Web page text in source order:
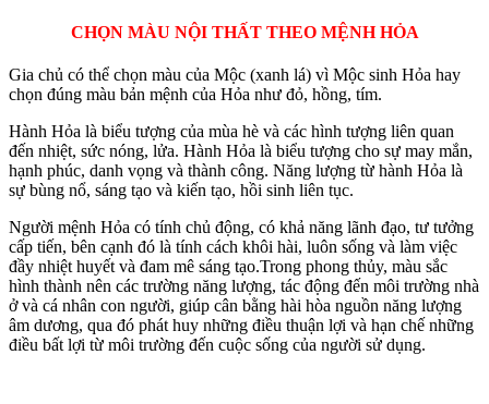
CHỌN MÀU NỘI THẤT THEO MỆNH HỎA
Gia chủ có thể chọn màu của Mộc (xanh lá) vì Mộc sinh Hỏa hay
chọn đúng màu bản mệnh của Hỏa như đỏ, hồng, tím.
Hành Hỏa là biểu tượng của mùa hè và các hình tượng liên quan
đến nhiệt, sức nóng, lửa. Hành Hỏa là biểu tượng cho sự may mắn,
hạnh phúc, danh vọng và thành công. Năng lượng từ hành Hỏa là
sự bùng nổ, sáng tạo và kiến tạo, hồi sinh liên tục.
Người mệnh Hỏa có tính chủ động, có khả năng lãnh đạo, tư tưởng
cấp tiến, bên cạnh đó là tính cách khôi hài, luôn sống và làm việc
đầy nhiệt huyết và đam mê sáng tạo.Trong phong thủy, màu sắc
hình thành nên các trường năng lượng, tác động đến môi trường nhà
ở và cá nhân con người, giúp cân bằng hài hòa nguồn năng lượng
âm dương, qua đó phát huy những điều thuận lợi và hạn chế những
điều bất lợi từ môi trường đến cuộc sống của người sử dụng.